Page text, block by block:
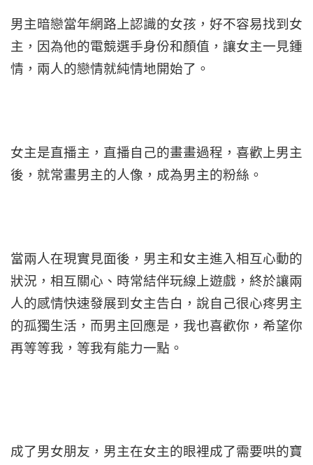
男主暗戀當年網路上認識的女孩，好不容易找到女
主，因為他的電競選手身份和顏值，讓女主一見鍾
情，兩人的戀情就純情地開始了。
女主是直播主，直播自己的畫畫過程，喜歡上男主
後，就常畫男主的人像，成為男主的粉絲。
當兩人在現實見面後，男主和女主進入相互心動的
狀況，相互關心、時常結伴玩線上遊戲，終於讓兩
人的感情快速發展到女主告白，說自己很心疼男主
的孤獨生活，而男主回應是，我也喜歡你，希望你
再等等我，等我有能力一點。
成了男女朋友，男主在女主的眼裡成了需要哄的寶